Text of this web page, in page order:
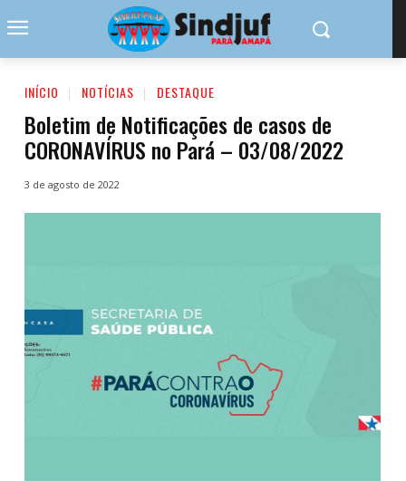
INÍCIO NOTÍCIAS DESTAQUE
Boletim de Notificações de casos de
CORONAVÍRUS no Pará – 03/08/2022
3 de agosto de 2022